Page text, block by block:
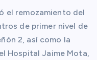
el remozamiento del
de primer nivel de
2, así como la
Hospital Jaime Mota,